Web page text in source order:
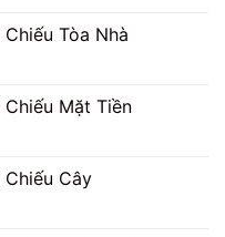
Tòa Nhà
Mặt Tiền
Cây